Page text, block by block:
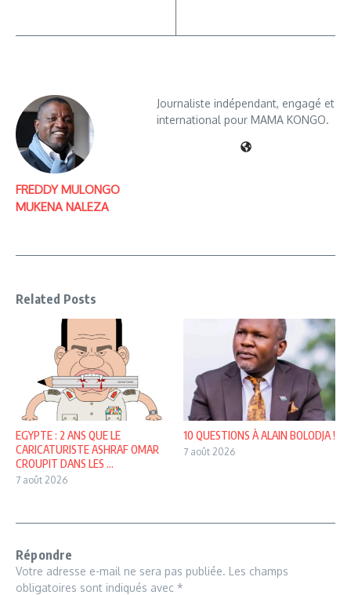
FREDDY MULONGO
MUKENA NALEZA
Journaliste indépendant, engagé et
international pour MAMA KONGO.
Related Posts
EGYPTE : 2 ANS QUE LE
CARICATURISTE ASHRAF OMAR
CROUPIT DANS LES ...
7 août 2026
10 QUESTIONS À ALAIN BOLODJA !
7 août 2026
Répondre
Votre adresse e-mail ne sera pas publiée. Les champs
obligatoires sont indiqués avec *